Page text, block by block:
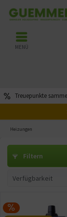
Treuepunkte
MENÜ
Heizungen
Filtern